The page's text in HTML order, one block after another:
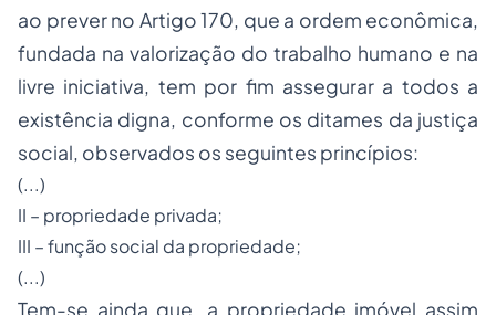
ao prever no Artigo 170, que a ordem econômica,
fundada na valorização do trabalho humano e na
livre iniciativa, tem por fim assegurar a todos a
existência digna, conforme os ditames da justiça
social, observados os seguintes princípios:
(...)
II – propriedade privada;
III – função social da propriedade;
(...)
Tem-se ainda que, a propriedade imóvel assim